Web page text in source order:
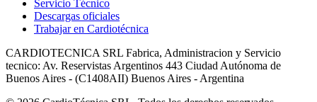
Servicio Técnico
Descargas oficiales
Trabajar en Cardiotécnica
CARDIOTECNICA SRL Fabrica, Administracion y Servicio
tecnico: Av. Reservistas Argentinos 443 Ciudad Autónoma de
Buenos Aires - (C1408AII) Buenos Aires - Argentina